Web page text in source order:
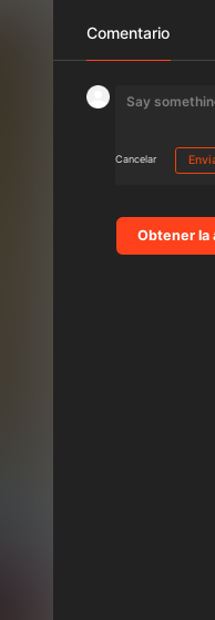
Comentario
Cancelar
Obtener la